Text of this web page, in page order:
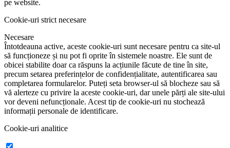
pe website.
Cookie-uri strict necesare
Necesare
Întotdeauna active, aceste cookie-uri sunt necesare pentru ca site-ul
să funcționeze și nu pot fi oprite în sistemele noastre. Ele sunt de
obicei stabilite doar ca răspuns la acțiunile făcute de tine în site,
precum setarea preferințelor de confidențialitate, autentificarea sau
completarea formularelor. Puteți seta browser-ul să blocheze sau să
vă alerteze cu privire la aceste cookie-uri, dar unele părți ale site-ului
vor deveni nefuncționale. Acest tip de cookie-uri nu stochează
informații personale de identificare.
Cookie-uri analitice